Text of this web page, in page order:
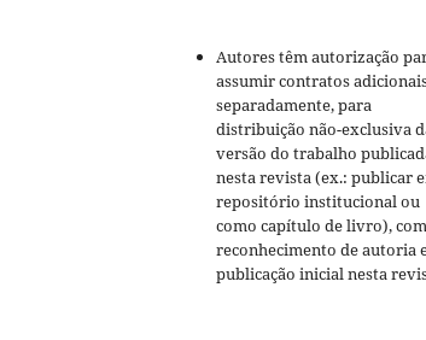
Autores têm autorização
assumir contratos
separadamente, para
distribuição não-exclusiva
versão do trabalho
nesta revista (ex.: publicar
repositório institucional ou
como capítulo de livro), com
reconhecimento de autoria
publicação inicial nesta